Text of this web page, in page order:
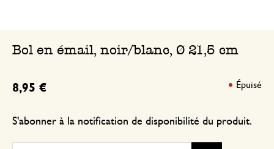
Bol en émail, noir/blanc, Ø 21,5 cm
8,95 €
S'abonner à la notification de disponibilité du produit.
Épuisé